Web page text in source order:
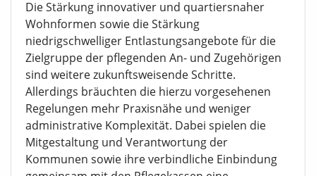
Die Stärkung innovativer und quartiersnaher
Wohnformen sowie die Stärkung
niedrigschwelliger Entlastungsangebote für die
Zielgruppe der pflegenden An- und Zugehörigen
sind weitere zukunftsweisende Schritte.
Allerdings bräuchten die hierzu vorgesehenen
Regelungen mehr Praxisnähe und weniger
administrative Komplexität. Dabei spielen die
Mitgestaltung und Verantwortung der
Kommunen sowie ihre verbindliche Einbindung